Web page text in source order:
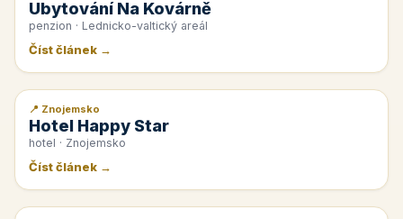
Ubytování Na Kovárně
penzion · Lednicko-valtický areál
Číst článek →
📰 PR článek
📍 Znojemsko
Hotel Happy Star
hotel · Znojemsko
Číst článek →